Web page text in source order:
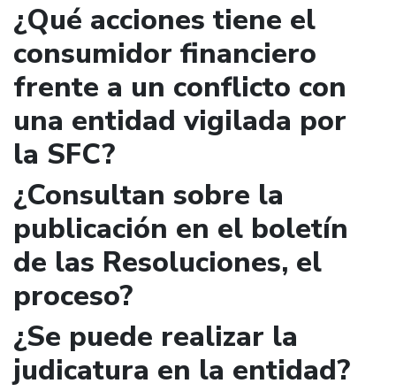
¿Qué acciones tiene el
consumidor financiero
frente a un conflicto con
una entidad vigilada por
la SFC?
¿Consultan sobre la
publicación en el boletín
de las Resoluciones, el
proceso?
¿Se puede realizar la
judicatura en la entidad?